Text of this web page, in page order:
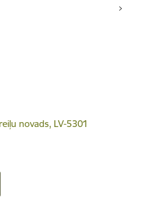
novads, LV-5301